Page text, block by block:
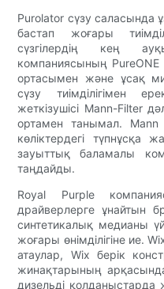
Purolator сүзу саласында
бастап жоғары
сүзгілердің кең
компаниясының
ортасымен және ұсақ
сүзу тиімділігімен
жеткізушісі Mann-Filter
ортамен танымал. Mann
көліктердегі
зауыттық баламалы
таңдайды.
Royal Purple
драйверлерге ұнайтын
синтетикалық медианы
жоғары өнімділігіне ие.
атаулар, Wix берік
жинақтарының
дизельді қолданыстарда